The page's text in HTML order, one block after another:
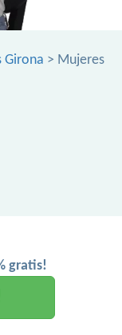
Girona > Mujeres
gratis!